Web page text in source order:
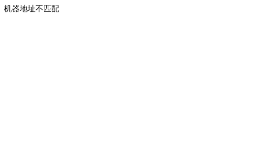
机器地址不匹配